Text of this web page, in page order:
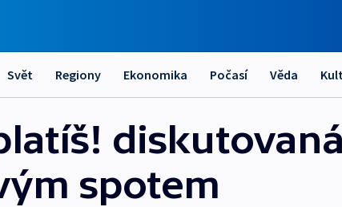
Svět Regiony Ekonomika Počasí Věda
spotem